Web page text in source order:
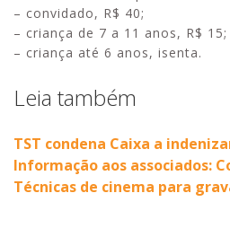
– convidado, R$ 40;
– criança de 7 a 11 anos, R$ 15;
– criança até 6 anos, isenta.
Leia também
TST condena Caixa a
Informação aos associados:
Técnicas de cinema para